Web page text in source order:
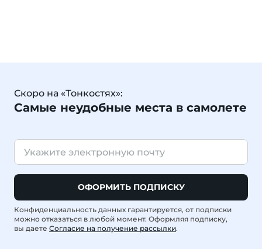
Скоро на «Тонкостях»:
Самые неудобные места в самолете
ОФОРМИТЬ ПОДПИСКУ
Конфиденциальность данных гарантируется, от подписки
можно отказаться в любой момент. Оформляя подписку,
вы даете Согласие на получение рассылки.